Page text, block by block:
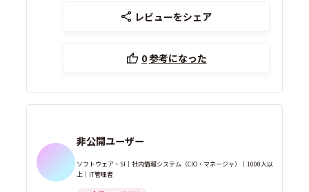
レビューをシェア
0参考になった
非公開ユーザー
ソフトウェア・SI｜社内情報システム（CIO・マネージャ）｜1000人以
上｜IT管理者